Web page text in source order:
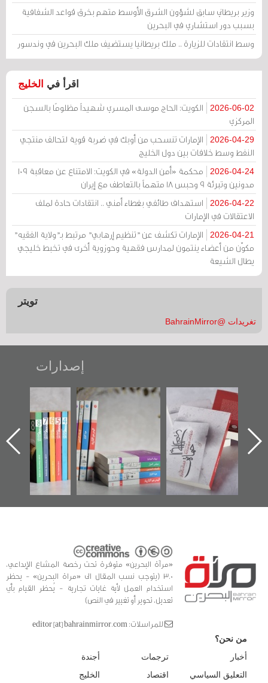
وزير بريطاني سابق لشؤون الشرق الأوسط متهم بخرق قواعد الشفافية
بسبب دور استشاري في البحرين
وسط انتقادات للزيارة .. ملك بريطانيا يستضيف ملك البحرين في وندسور
اقرأ في الخليج
2026-06-02
الكويت: الحاج موسى المسري شهيداً مظلومًا بالسجن
المركزي
2026-04-29
الإمارات تنسحب من أوبك في ضربة قوية لتحالف منتجي
النفط وسط خلافات بين دول الخليج
2026-04-24
محكمة «أمن الدولة» في الكويت: الامتناع عن معاقبة 109
مدونين وتبرئة 9 وحبس 18 متهماً بالتعاطف مع إيران
2026-04-22
استهداف طائفي بغطاء أمني .. انتقادات حادة لملف
الاعتقالات في الإمارات
2026-04-21
الإمارات تكشف عن "تنظيم إرهابي" مرتبط بـ"ولاية الفقيه"
مكوّن من أعضاء ينتمون لمدارس فقهية وحوزوية أخرى في تخبط خليجي
يطال الشيعة
تويتر
تغريدات @BahrainMirror
إصدارات
"حماة الباب الأخير":
الإصدار الأول عن
اعتصام الدراز
وأحداث ساحة
الفداء لمركز أوال
للدراسات والتوثيق
تصنيف موضوعي
للوثائق البريطانية
يقدمه «مركز أوال»
في سلسلة من 5
كتب
تصدر حصاد
الساحات 2019
«مرآة البحرين» متوفرة تحت رخصة المشاع الإبداعي،
3.0 (يتوجب نسب المقال الى «مراة البحرين» - يحظر
استخدام العمل لأية غايات تجارية - يُحظر القيام بأي
تعديل، تحوير أو تغيير في النص)
للمراسلات: editor [at] bahrainmirror.com
من نحن؟
أخبار
التعليق السياسي
ترجمات
اقتصاد
أجندة
الخليج